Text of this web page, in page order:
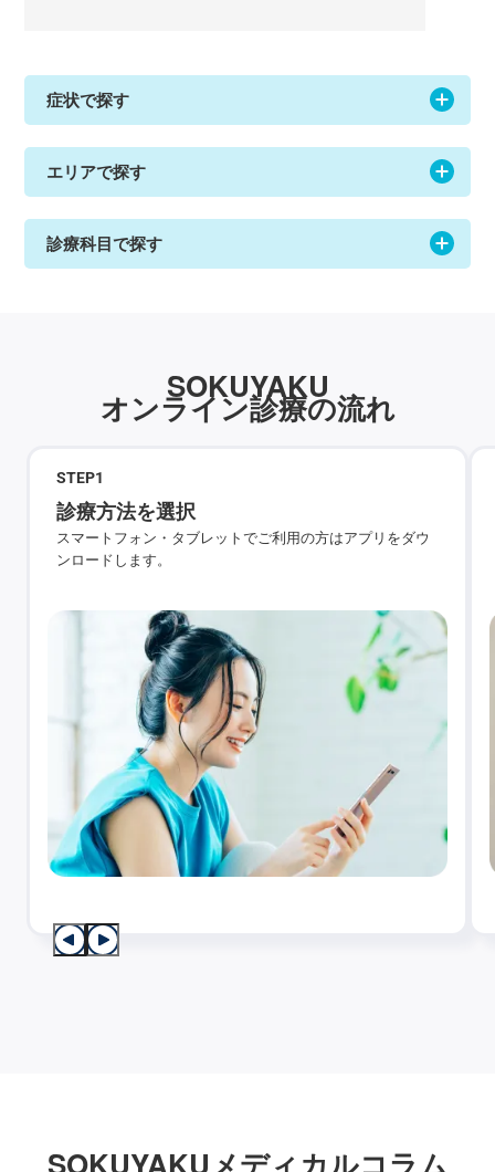
症状で探す
エリアで探す
診療科目で探す
SOKUYAKU
オンライン診療の流れ
STEP1
診療方法を選択
スマートフォン・タブレットでご利用の方はアプリをダウ
ンロードします。